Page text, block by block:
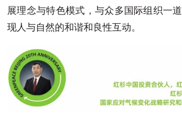
展理念与特色模式，与众多国际组织一
现人与自然的和谐和良性互动。